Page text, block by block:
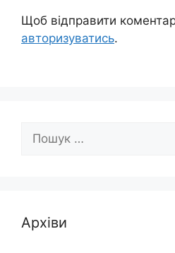
Щоб відправити
авторизуватись.
Архіви